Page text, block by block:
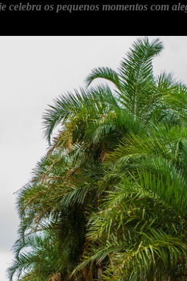
os pequenos momentos com